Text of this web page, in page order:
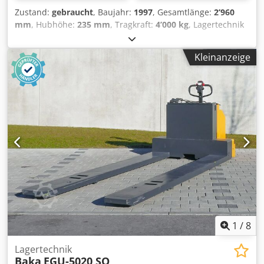
Zustand: gebraucht, Baujahr: 1997, Gesamtlänge: 2’960
mm, Hubhöhe: 235 mm, Tragkraft: 4’000 kg, Lagertechnik
Baka 1701-769 Antrieb Elektro Dedpfxexd Hp Re Agtekr
Baujahr 1997 Hubhöhe (mm) 235 Tragkraft (kg) 4.000
Kleinanzeige
1 /8
Lagertechnik
Baka EGU-5020 SO